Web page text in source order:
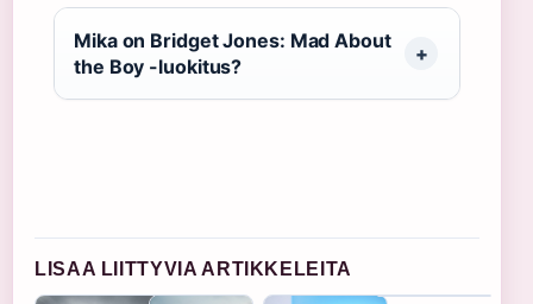
Mika on Bridget Jones: Mad About
the Boy -luokitus?
LISAA LIITTYVIA ARTIKKELEITA